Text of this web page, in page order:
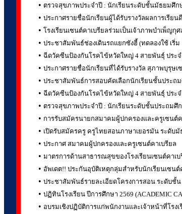
• ตรวจสุขภาพประจำปี : นักเรียนระดับชั้นมัธยมศึก
• ประกาศรายชื่อนักเรียนผู้ได้รับรางวัลผลการเรียน
• โรงเรียนเซนต์คาเบรียลร่วมเป็นเจ้าภาพบำเพ็
• ประชาสัมพันธ์ช่องเดินรถแยกซังฮี้ (ทดลองใช้ เริ่ม
• ฉีดวัคซีนป้องกันโรคไข้หวัดใหญ่ 4 สายพันธุ์ ประจ
• ประกาศรายชื่อนักเรียนที่ได้รับรางวัล สุภาพบุรุษเซ
• ประชาสัมพันธ์การสอบคัดเลือกนักเรียนชั้นประถม
• ฉีดวัคซีนป้องกันโรคไข้หวัดใหญ่ 4 สายพันธุ์ ประจ
• ตรวจสุขภาพประจำปี : นักเรียนระดับชั้นประถมศึ
• การรับสมัครนายกสมาคมผู้ปกครองและครูเซนต์ค
• เปิดรับสมัครครู ครูไทยสอนภาษาเยอรมัน ระดับ
• ประกาศ สมาคมผู้ปกครองและครูเซนต์คาเบรียล
• มาตรการด้านสาธารณสุขของโรงเรียนเซนต์คาเ
• อัพเดต!! ประกันอุบัติเหตุกลุ่มสำหรับนักเรียนเซนต์
• ประชาสัมพันธ์รายละเอียดโครงการสอน ระดับชั้น
• ปฏิทินโรงเรียน ปีการศึกษา 2569 (ACADEMIC
• อบรมเชิงปฏิบัติการแก่พนักงานและเจ้าหน้าที่โรง